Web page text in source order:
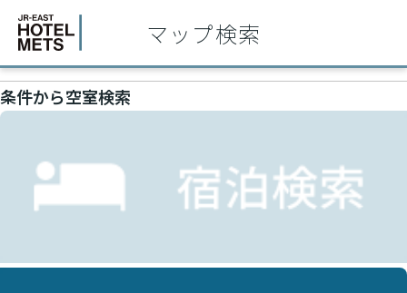
マップ検索
条件から空室検索